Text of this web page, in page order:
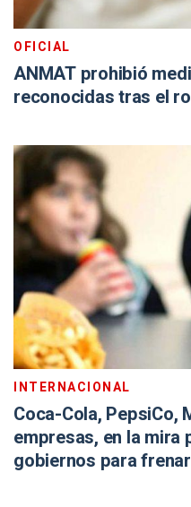
OFICIAL
ANMAT prohibió
reconocidas tras el
INTERNACIONAL
Coca-Cola, PepsiCo,
empresas, en la mira
gobiernos para